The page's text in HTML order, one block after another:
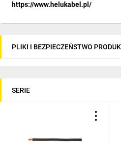
https://www.helukabel.pl/
PLIKI I BEZPIECZEŃSTWO
SERIE